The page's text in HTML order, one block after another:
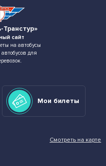
Транстур»
сайт
на автобусы
для
Смотреть на карте
Мои билеты